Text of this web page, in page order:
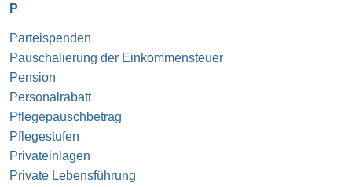
P
Parteispenden
Pauschalierung der Einkommensteuer
Pension
Personalrabatt
Pflegepauschbetrag
Pflegestufen
Privateinlagen
Private Lebensführung